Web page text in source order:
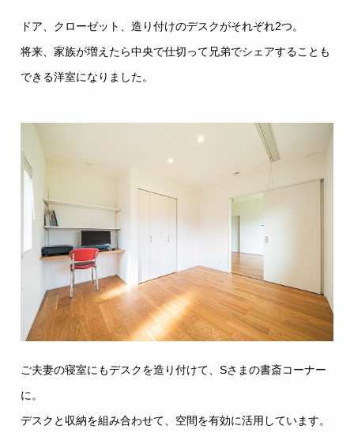
ドア、クローゼット、造り付けのデスクがそれぞれ2つ。
将来、家族が増えたら中央で仕切って兄弟でシェアすることも
できる洋室になりました。
ご夫妻の寝室にもデスクを造り付けて、Sさまの書斎コーナー
に。
デスクと収納を組み合わせて、空間を有効に活用しています。